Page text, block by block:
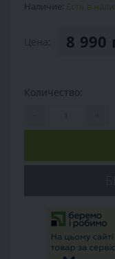
Наличие: Есть в
8 990
Количество: